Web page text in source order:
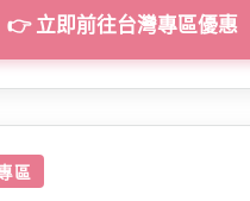
👉 立即前往台灣專區優惠
區